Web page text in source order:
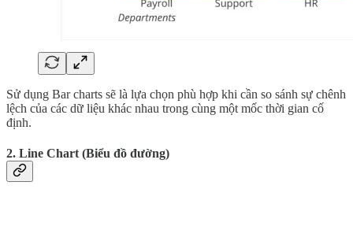
Sử dụng Bar charts sẽ là lựa chọn phù hợp khi cần so sánh sự chênh
lệch của các dữ liệu khác nhau trong cùng một mốc thời gian cố
định.
2. Line Chart (Biểu đồ đường)